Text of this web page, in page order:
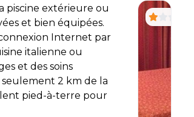
piscine extérieure ou
et bien équipées.
Internet par
italienne ou
et des soins
2 km de la
pied-à-terre pour